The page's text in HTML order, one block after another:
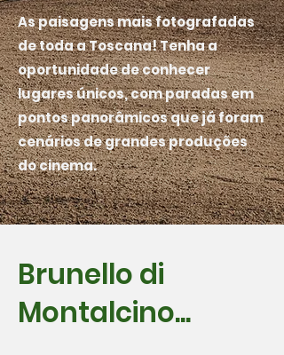
As paisagens mais fotografadas
de toda a Toscana! Tenha a
oportunidade de conhecer
lugares únicos, com paradas em
pontos panorâmicos que já foram
cenários de grandes produções
do cinema.
Brunello di
Montalcino...